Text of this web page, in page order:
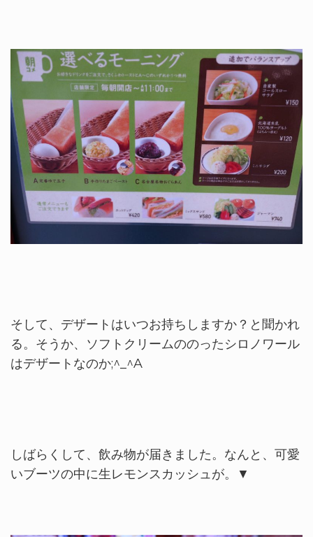
そして、デザートはいつお持ちしますか？と聞かれ
る。そうか、ソフトクリームののったシロノワール
はデザートなのか;^_^A
しばらくして、飲み物が届きました。なんと、可愛
いブーツの中に生レモンスカッシュが。▼